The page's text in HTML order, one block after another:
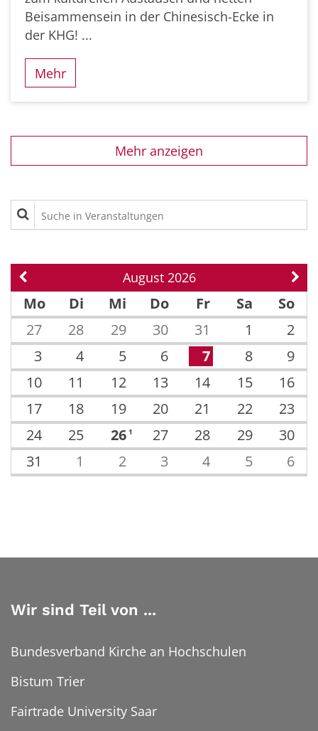
Beisammensein in der Chinesisch-Ecke in
der KHG! ...
Mehr
Mehr anzeigen
Suche in Veranstaltungen
Vorherige Seite August 2026
Mo
Di Mi Do Fr Sa
So
27
28 29 30 31 1
2
3
4 5 6 7 8
9
10
11 12 13 14 15
16
17
18 19 20 21 22
23
24
25 26 1 27 28 29
30
31
1 2 3 4 5 6
Wir sind Teil von ...
Bundesverband Kirche an Hochschulen
Bistum Trier
Fairtrade University Saar